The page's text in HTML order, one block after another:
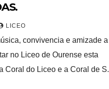
LICEO
convivencia e amizade a
no Liceo de Ourense esta
Coral do Liceo e a Coral de S.